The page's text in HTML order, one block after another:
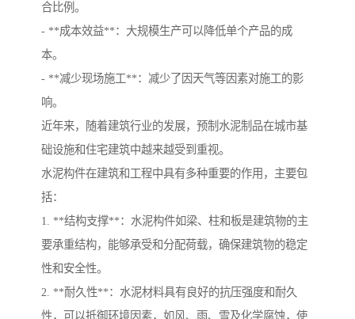
合比例。
- **成本效益**：大规模生产可以降低单个产品的成
本。
- **减少现场施工**：减少了因天气等因素对施工的影
响。
近年来，随着建筑行业的发展，预制水泥制品在城市基
础设施和住宅建筑中越来越受到重视。
水泥构件在建筑和工程中具有多种重要的作用，主要包
括：
1. **结构支撑**：水泥构件如梁、柱和板是建筑物的主
要承重结构，能够承受和分配荷载，确保建筑物的稳定
性和安全性。
2. **耐久性**：水泥材料具有良好的抗压强度和耐久
性，可以抵御环境因素，如风、雨、雪及化学腐蚀，使